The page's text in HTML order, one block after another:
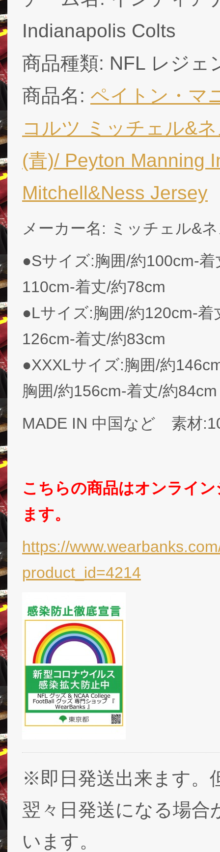
Indianapolis Colts
商品種類: NFL レジェ
商品名: ペイトン・マ
コルツ ミッチェル&
(青)/ Peyton Manning
Mitchell&Ness Jersey
メーカー名: ミッチェル&
●Sサイズ:胸囲/約100cm-
110cm-着丈/約78cm
●Lサイズ:胸囲/約120cm-
126cm-着丈/約83cm
●XXXLサイズ:胸囲/約
胸囲/約156cm-着丈/約84cm
MADE IN 中国など 素材
こちらの商品はオンライ
ます。
https://
product_id=4214
※即日発送出来ます。
翌々日発送になる場
います。